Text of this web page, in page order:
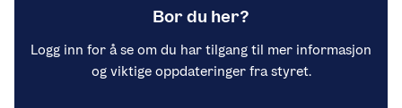
Bor du her?
Logg inn for å se om du har tilgang til mer informasjon
og viktige oppdateringer fra styret.